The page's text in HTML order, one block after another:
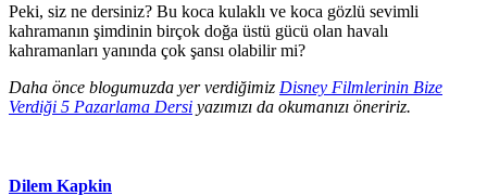
Peki, siz ne dersiniz? Bu koca kulaklı ve koca gözlü sevimli
kahramanın şimdinin birçok doğa üstü gücü olan havalı
kahramanları yanında çok şansı olabilir mi?
Daha önce blogumuzda yer verdiğimiz Disney Filmlerinin Bize
Verdiği 5 Pazarlama Dersi yazımızı da okumanızı öneririz.
Dilem Kapkin